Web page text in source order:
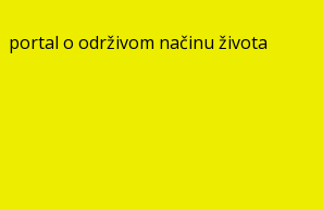
portal o održivom načinu života